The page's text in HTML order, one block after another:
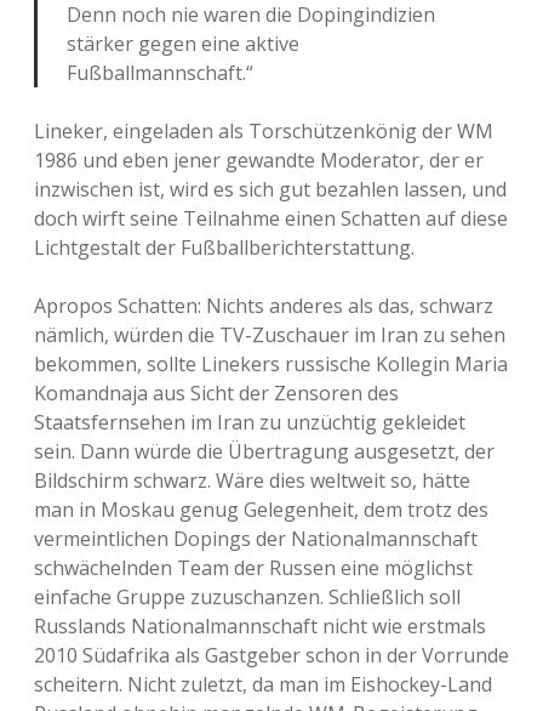
Denn noch nie waren die Dopingindizien
stärker gegen eine aktive
Fußballmannschaft.“
Lineker, eingeladen als Torschützenkönig der WM
1986 und eben jener gewandte Moderator, der er
inzwischen ist, wird es sich gut bezahlen lassen, und
doch wirft seine Teilnahme einen Schatten auf diese
Lichtgestalt der Fußballberichterstattung.
Apropos Schatten: Nichts anderes als das, schwarz
nämlich, würden die TV-Zuschauer im Iran zu sehen
bekommen, sollte Linekers russische Kollegin Maria
Komandnaja aus Sicht der Zensoren des
Staatsfernsehen im Iran zu unzüchtig gekleidet
sein. Dann würde die Übertragung ausgesetzt, der
Bildschirm schwarz. Wäre dies weltweit so, hätte
man in Moskau genug Gelegenheit, dem trotz des
vermeintlichen Dopings der Nationalmannschaft
schwächelnden Team der Russen eine möglichst
einfache Gruppe zuzuschanzen. Schließlich soll
Russlands Nationalmannschaft nicht wie erstmals
2010 Südafrika als Gastgeber schon in der Vorrunde
scheitern. Nicht zuletzt, da man im Eishockey-Land